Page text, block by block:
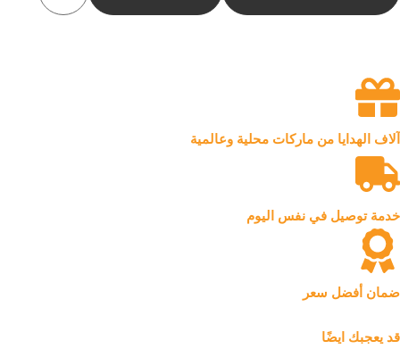
آلاف الهدايا من ماركات محلية وعالمية
خدمة توصيل في نفس اليوم
ضمان أفضل سعر
قد يعجبك ايضًا